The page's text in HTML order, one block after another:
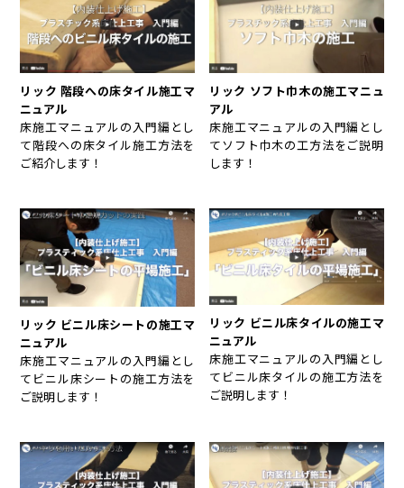
リック 階段への床タイル施工マ
ニュアル
床施工マニュアルの入門編とし
て階段への床タイル施工方法を
ご紹介します！
リック ソフト巾木の施工マニュ
アル
床施工マニュアルの入門編とし
てソフト巾木の工方法をご説明
します！
リック ビニル床シートの施工マ
ニュアル
床施工マニュアルの入門編とし
てビニル床シートの施工方法を
ご説明します！
リック ビニル床タイルの施工マ
ニュアル
床施工マニュアルの入門編とし
てビニル床タイルの施工方法を
ご説明します！